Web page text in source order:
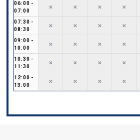
06:00 -
07:00
07:30 -
08:30
09:00 -
10:00
10:30 -
11:30
12:00 -
13:00
✕
✕
✕
✕
✕
✕
✕
✕
✕
✕
✕
✕
✕
✕
✕
✕
✕
✕
✕
✕